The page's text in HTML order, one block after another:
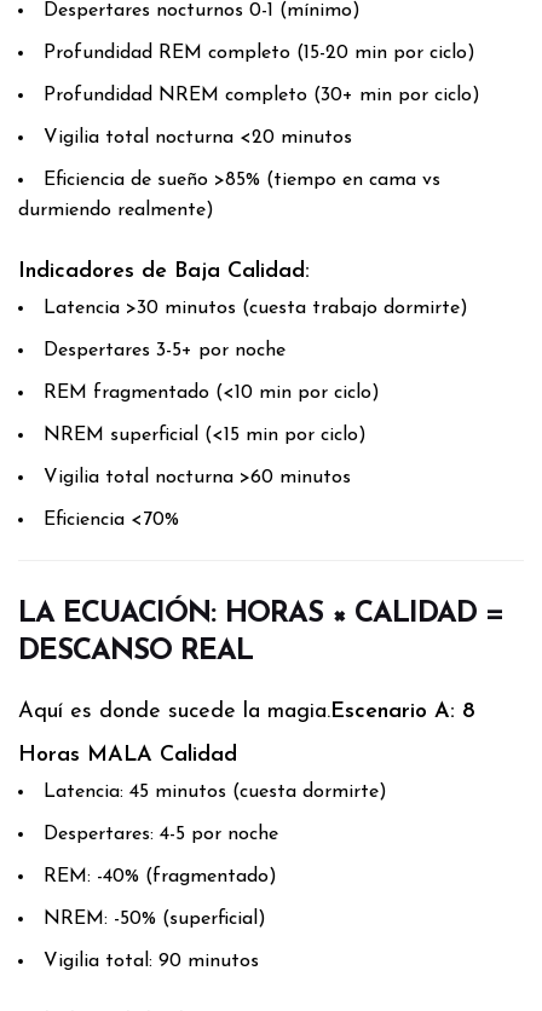
Despertares nocturnos 0-1 (mínimo)
Profundidad REM completo (15-20 min por ciclo)
Profundidad NREM completo (30+ min por ciclo)
Vigilia total nocturna <20 minutos
Eficiencia de sueño >85% (tiempo en cama vs
durmiendo realmente)
Indicadores de Baja Calidad:
Latencia >30 minutos (cuesta trabajo dormirte)
Despertares 3-5+ por noche
REM fragmentado (<10 min por ciclo)
NREM superficial (<15 min por ciclo)
Vigilia total nocturna >60 minutos
Eficiencia <70%
LA ECUACIÓN: HORAS × CALIDAD =
DESCANSO REAL
Aquí es donde sucede la magia. Escenario A: 8
Horas MALA Calidad
Latencia: 45 minutos (cuesta dormirte)
Despertares: 4-5 por noche
REM: -40% (fragmentado)
NREM: -50% (superficial)
Vigilia total: 90 minutos